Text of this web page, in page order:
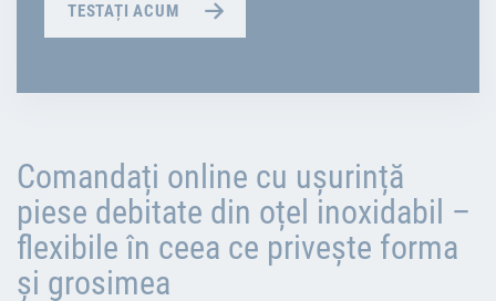
TESTAȚI ACUM
Comandați online cu ușurință
piese debitate din oțel inoxidabil –
flexibile în ceea ce privește forma
și grosimea